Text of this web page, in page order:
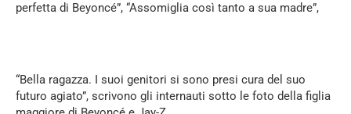
perfetta di Beyoncé”, “Assomiglia così tanto a sua madre”,
“Bella ragazza. I suoi genitori si sono presi cura del suo
futuro agiato”, scrivono gli internauti sotto le foto della figlia